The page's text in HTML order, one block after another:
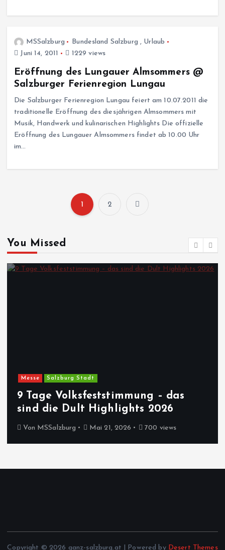
MSSalzburg Bundesland Salzburg , Urlaub
Juni 14, 2011
1229 views
Eröffnung des Lungauer Almsommers @
Salzburger Ferienregion Lungau
Die Salzburger Ferienregion Lungau feiert am 10.07.2011 die
traditionelle Eröffnung des diesjährigen Almsommers mit
Musik, Handwerk und kulinarischen Highlights Die offizielle
Eröffnung des Lungauer Almsommers findet ab 10.00 Uhr
im…
i
u
m
m
e
1 2
You Missed
Messe Salzburg Stadt
9 Tage Volksfeststimmung – das
sind die Dult Highlights 2026
Von MSSalzburg Mai 21, 2026 700 views
Copyright © 2026 ganz-salzburg.at | Powered by Desert Themes